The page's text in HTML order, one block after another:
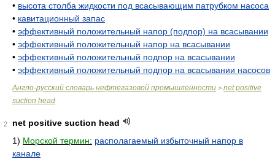
• высота столба жидкости под всасывающим патрубком насоса
• кавитационный запас
• эффективный положительный напор (подпор) на всасывании
• эффективный положительный напор на всасывании
• эффективный положительный подпор на всасывании
• эффективный положительный подпор на всасывании насосов
Англо-русский словарь нефтегазовой промышленности > net positive
suction head
2
net positive suction head
1) Морской термин: располагаемый избыточный напор в
канале